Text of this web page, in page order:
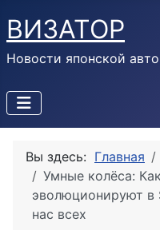
ВИЗАТОР
Новости японской
Вы здесь: Главная
Умные колёса:
эволюционируют в
нас всех